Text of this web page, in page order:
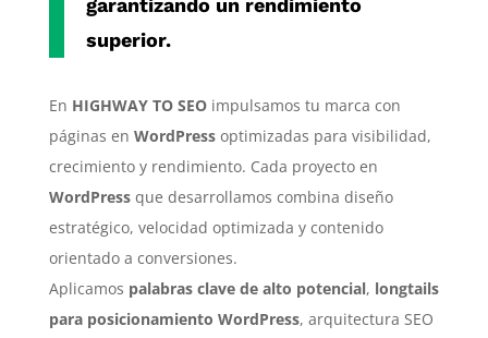
garantizando un rendimiento
superior.
En HIGHWAY TO SEOimpulsamos tu marca con
páginas en WordPressoptimizadas para visibilidad,
crecimiento y rendimiento. Cada proyecto en
WordPressque desarrollamos combina diseño
estratégico, velocidad optimizada y contenido
orientado a conversiones.
Aplicamos palabras clave de alto potencial, longtails
para posicionamiento WordPress, arquitectura SEO